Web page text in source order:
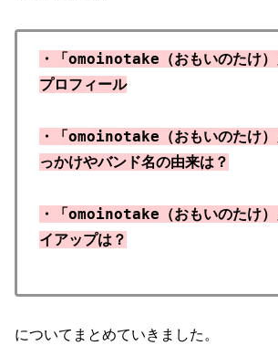
・「omoinotake（おもいのたけ
プロフィール
・「omoinotake（おもいのたけ）
っかけやバンド名の由来は？
・「omoinotake（おもいのたけ）
イアップは？
についてまとめていきました。